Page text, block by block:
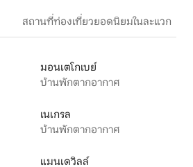
สถานที่ท่องเที่ยวยอดนิยมในละแวก
มอนเตโกเบย์
บ้านพักตากอากาศ
เนเกรล
บ้านพักตากอากาศ
แมนเดวิลล์